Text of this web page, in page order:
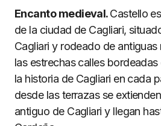
Encanto medieval.Castello
de la ciudad de Cagliari,
Cagliari y rodeado de antiguas
las estrechas calles
la historia de Cagliari en cada
desde las terrazas se
antiguo de Cagliari y llegan